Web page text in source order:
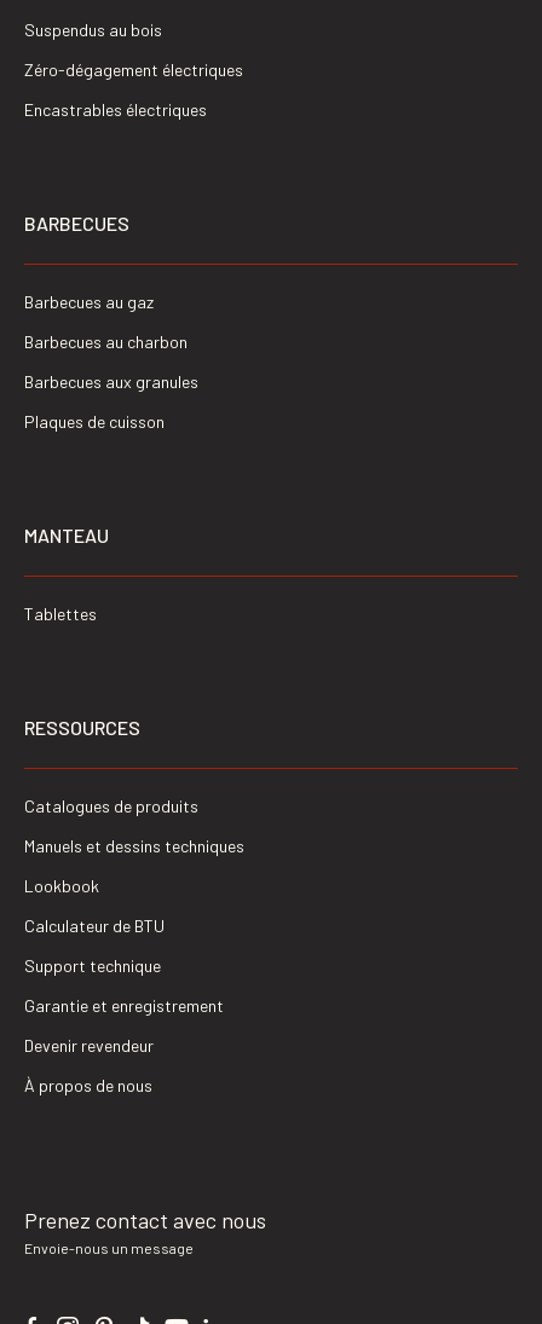
Suspendus au bois
Zéro-dégagement électriques
Encastrables électriques
BARBECUES
Barbecues au gaz
Barbecues au charbon
Barbecues aux granules
Plaques de cuisson
MANTEAU
Tablettes
RESSOURCES
Catalogues de produits
Manuels et dessins techniques
Lookbook
Calculateur de BTU
Support technique
Garantie et enregistrement
Devenir revendeur
À propos de nous
Prenez contact avec nous
Envoie-nous un message